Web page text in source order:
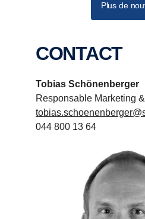
Plus de
CONTACT
Tobias Schönenberger
Responsable Marketing
044 800 13 64